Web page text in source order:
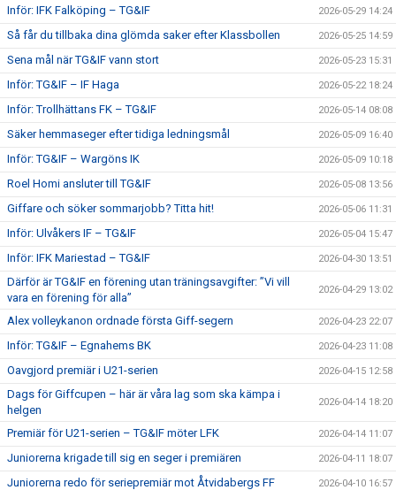
Inför: IFK Falköping – TG&IF 2026-05-29 14:24
Så får du tillbaka dina glömda saker efter Klassbollen 2026-05-25 14:59
Sena mål när TG&IF vann stort 2026-05-23 15:31
Inför: TG&IF – IF Haga 2026-05-22 18:24
Inför: Trollhättans FK – TG&IF 2026-05-14 08:08
Säker hemmaseger efter tidiga ledningsmål 2026-05-09 16:40
Inför: TG&IF – Wargöns IK 2026-05-09 10:18
Roel Homi ansluter till TG&IF 2026-05-08 13:56
Giffare och söker sommarjobb? Titta hit! 2026-05-06 11:31
Inför: Ulvåkers IF – TG&IF 2026-05-04 15:47
Inför: IFK Mariestad – TG&IF 2026-04-30 13:51
Därför är TG&IF en förening utan träningsavgifter: ”Vi vill
vara en förening för alla”
2026-04-29 13:02
Alex volleykanon ordnade första Giff-segern 2026-04-23 22:07
Inför: TG&IF – Egnahems BK 2026-04-23 11:08
Oavgjord premiär i U21-serien 2026-04-15 12:58
Dags för Giffcupen – här är våra lag som ska kämpa i
helgen
2026-04-14 18:20
Premiär för U21-serien – TG&IF möter LFK 2026-04-14 11:07
Juniorerna krigade till sig en seger i premiären 2026-04-11 18:07
Juniorerna redo för seriepremiär mot Åtvidabergs FF 2026-04-10 16:57